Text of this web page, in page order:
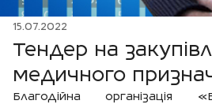
15.07.2022
Тендер на
медичного
Благодійна організація